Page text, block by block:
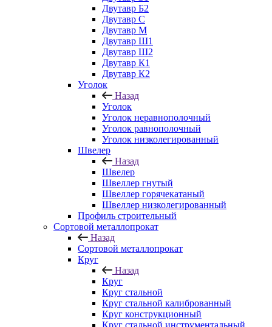
Двутавр Б2
Двутавр С
Двутавр М
Двутавр Ш1
Двутавр Ш2
Двутавр К1
Двутавр К2
Уголок
Назад
Уголок
Уголок неравнополочный
Уголок равнополочный
Уголок низколегированный
Швелер
Назад
Швелер
Швеллер гнутый
Швеллер горячекатаный
Швеллер низколегированный
Профиль строительный
Сортовой металлопрокат
Назад
Сортовой металлопрокат
Круг
Назад
Круг
Круг стальной
Круг стальной калиброванный
Круг конструкционный
Круг стальной инструментальный